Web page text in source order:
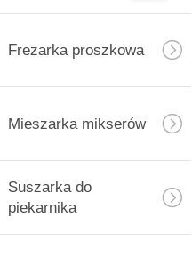
Frezarka proszkowa
Mieszarka mikserów
Suszarka do
piekarnika